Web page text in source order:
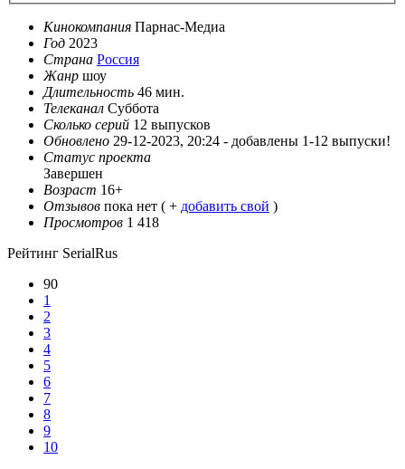
Кинокомпания Парнас-Медиа
Год 2023
Страна Россия
Жанр шоу
Длительность 46 мин.
Телеканал Суббота
Сколько серий 12 выпусков
Обновлено 29-12-2023, 20:24 - добавлены 1-12 выпуски!
Статус проекта
Завершен
Возраст 16+
Отзывов пока нет ( + добавить свой )
Просмотров 1 418
Рейтинг SerialRus
90
1
2
3
4
5
6
7
8
9
10